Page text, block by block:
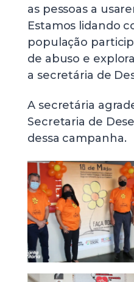
as pessoas a
Estamos lidando
população
de abuso e
a secretária de
A secretária
Secretaria de
dessa campanha.